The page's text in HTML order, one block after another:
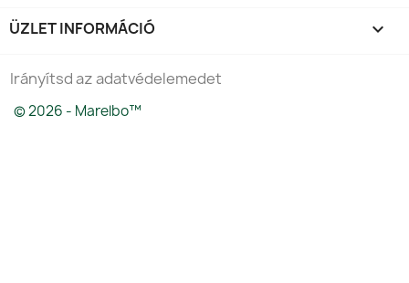
ÜZLET INFORMÁCIÓ keyboard_arrow_down
Irányítsd az adatvédelemedet
© 2026 - Marelbo™